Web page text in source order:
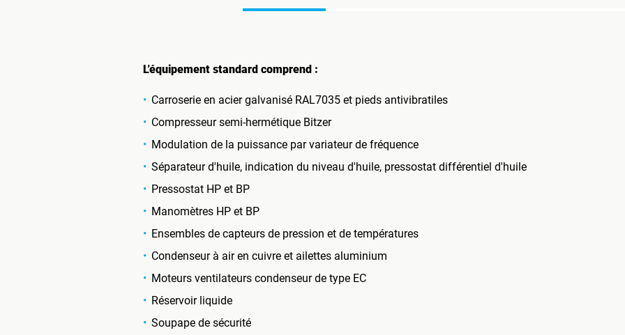
L'équipement standard comprend :
Carroserie en acier galvanisé RAL7035 et pieds antivibratiles
Compresseur semi-hermétique Bitzer
Modulation de la puissance par variateur de fréquence
Séparateur d'huile, indication du niveau d'huile, pressostat différentiel d'huile
Pressostat HP et BP
Manomètres HP et BP
Ensembles de capteurs de pression et de températures
Condenseur à air en cuivre et ailettes aluminium
Moteurs ventilateurs condenseur de type EC
Réservoir liquide
Soupape de sécurité